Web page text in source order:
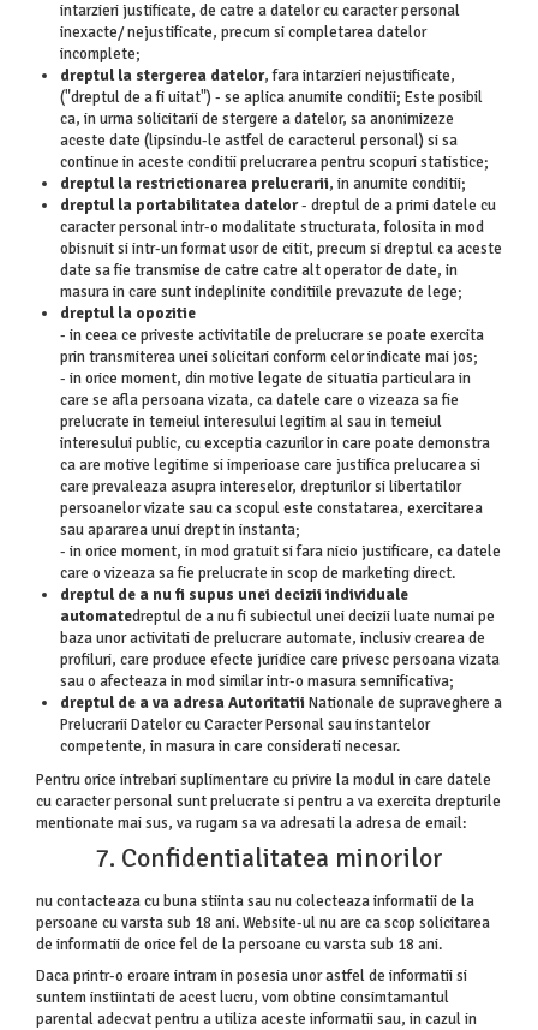
intarzieri justificate, de catre a datelor cu caracter personal
inexacte/ nejustificate, precum si completarea datelor
incomplete;
dreptul la stergerea datelor, fara intarzieri nejustificate,
("dreptul de a fi uitat") - se aplica anumite conditii; Este posibil
ca, in urma solicitarii de stergere a datelor, sa anonimizeze
aceste date (lipsindu-le astfel de caracterul personal) si sa
continue in aceste conditii prelucrarea pentru scopuri statistice;
dreptul la restrictionarea prelucrarii, in anumite conditii;
dreptul la portabilitatea datelor- dreptul de a primi datele cu
caracter personal intr-o modalitate structurata, folosita in mod
obisnuit si intr-un format usor de citit, precum si dreptul ca aceste
date sa fie transmise de catre catre alt operator de date, in
masura in care sunt indeplinite conditiile prevazute de lege;
dreptul la opozitie
- in ceea ce priveste activitatile de prelucrare se poate exercita
prin transmiterea unei solicitari conform celor indicate mai jos;
- in orice moment, din motive legate de situatia particulara in
care se afla persoana vizata, ca datele care o vizeaza sa fie
prelucrate in temeiul interesului legitim al sau in temeiul
interesului public, cu exceptia cazurilor in care poate demonstra
ca are motive legitime si imperioase care justifica prelucarea si
care prevaleaza asupra intereselor, drepturilor si libertatilor
persoanelor vizate sau ca scopul este constatarea, exercitarea
sau apararea unui drept in instanta;
- in orice moment, in mod gratuit si fara nicio justificare, ca datele
care o vizeaza sa fie prelucrate in scop de marketing direct.
dreptul de a nu fi supus unei decizii individuale
automatedreptul de a nu fi subiectul unei decizii luate numai pe
baza unor activitati de prelucrare automate, inclusiv crearea de
profiluri, care produce efecte juridice care privesc persoana vizata
sau o afecteaza in mod similar intr-o masura semnificativa;
dreptul de a va adresa Autoritatii Nationale de supraveghere a
Prelucrarii Datelor cu Caracter Personal sau instantelor
competente, in masura in care considerati necesar.
Pentru orice intrebari suplimentare cu privire la modul in care datele
cu caracter personal sunt prelucrate si pentru a va exercita drepturile
mentionate mai sus, va rugam sa va adresati la adresa de email:
7. Confidentialitatea minorilor
nu contacteaza cu buna stiinta sau nu colecteaza informatii de la
persoane cu varsta sub 18 ani. Website-ul nu are ca scop solicitarea
de informatii de orice fel de la persoane cu varsta sub 18 ani.
Daca printr-o eroare intram in posesia unor astfel de informatii si
suntem instiintati de acest lucru, vom obtine consimtamantul
parental adecvat pentru a utiliza aceste informatii sau, in cazul in